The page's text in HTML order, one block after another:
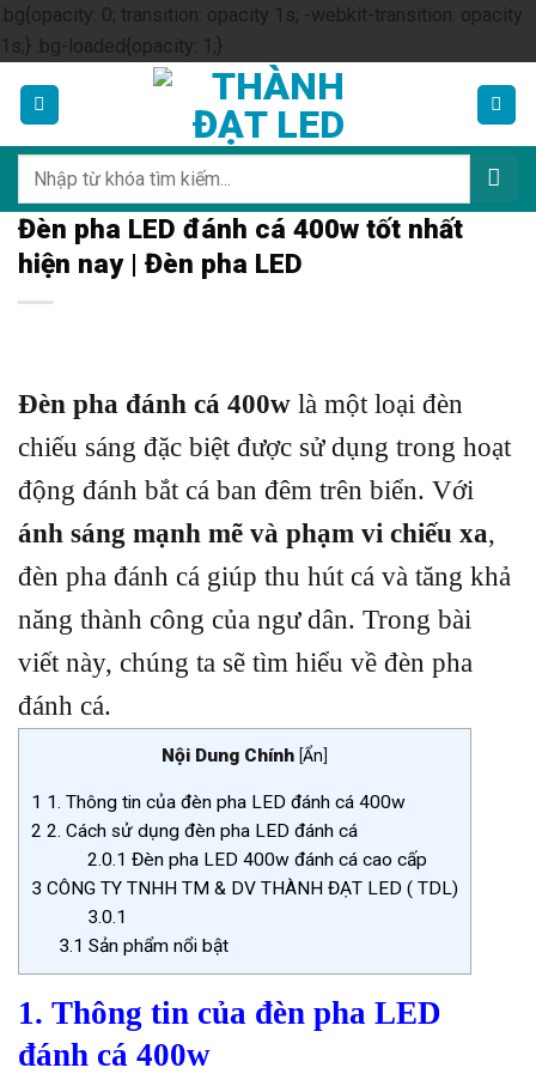
.bg{opacity: 0; transition: opacity 1s; -webkit-transition: opacity
1s;} .bg-loaded{opacity: 1;}Skip
to
content
kiếm:
Đèn pha LED đánh cá 400w tốt nhất
hiện nay | Đèn pha LED
Đèn pha đánh cá 400w là một loại đèn
chiếu sáng đặc biệt được sử dụng trong hoạt
động đánh bắt cá ban đêm trên biển. Với
ánh sáng mạnh mẽ và phạm vi chiếu xa,
đèn pha đánh cá giúp thu hút cá và tăng khả
năng thành công của ngư dân. Trong bài
viết này, chúng ta sẽ tìm hiểu về đèn pha
đánh cá.
Nội Dung Chính [Ẩn]
1 1. Thông tin của đèn pha LED đánh cá 400w
2 2. Cách sử dụng đèn pha LED đánh cá
2.0.1 Đèn pha LED 400w đánh cá cao cấp
3 CÔNG TY TNHH TM & DV THÀNH ĐẠT LED ( TDL)
3.0.1
3.1 Sản phẩm nổi bật
1. Thông tin của đèn pha LED
đánh cá 400w